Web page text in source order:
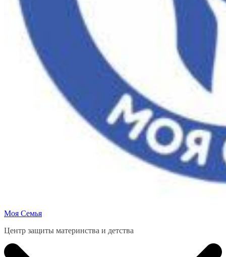
Моя Семья
Центр защиты материнства и детства